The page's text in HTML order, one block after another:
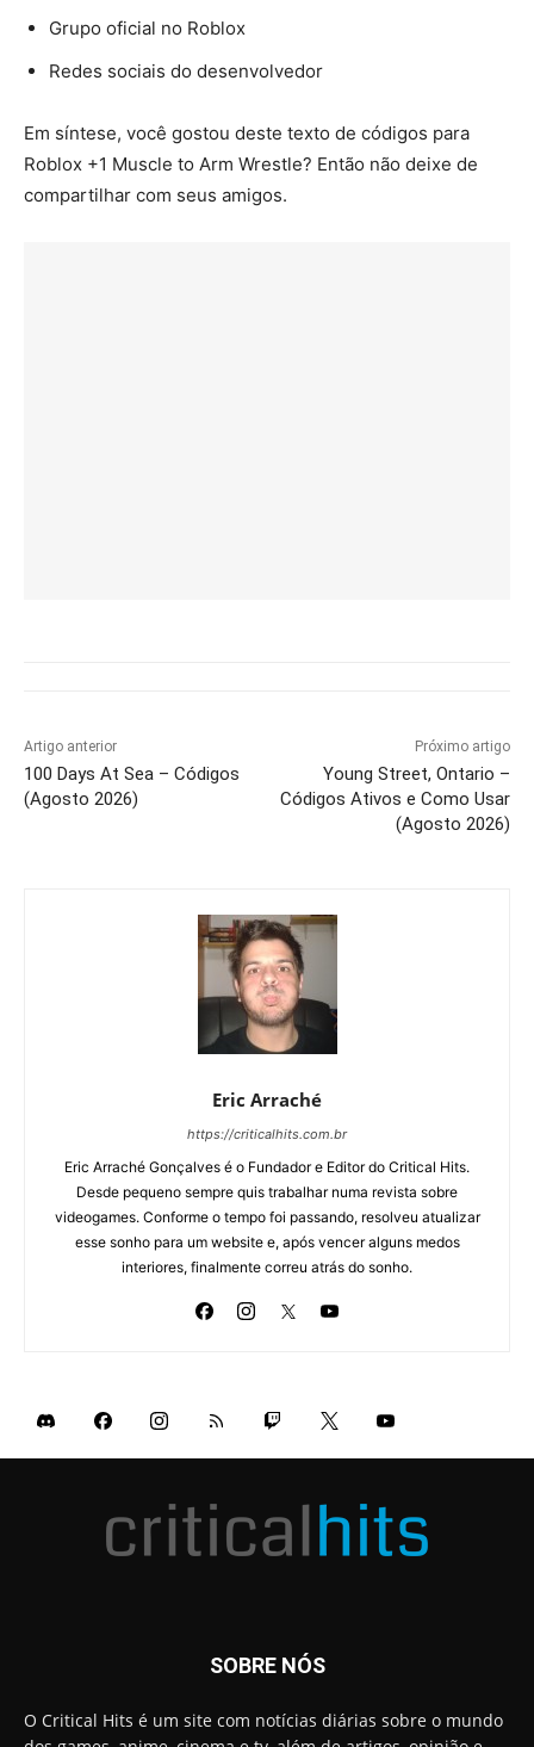
Grupo oficial no Roblox
Redes sociais do desenvolvedor
Em síntese, você gostou deste texto de códigos para
Roblox +1 Muscle to Arm Wrestle? Então não deixe de
compartilhar com seus amigos.
Artigo anterior
100 Days At Sea – Códigos
(Agosto 2026)
Próximo artigo
Young Street, Ontario –
Códigos Ativos e Como Usar
(Agosto 2026)
Eric Arraché
https://criticalhits.com.br
Eric Arraché Gonçalves é o Fundador e Editor do Critical Hits.
Desde pequeno sempre quis trabalhar numa revista sobre
videogames. Conforme o tempo foi passando, resolveu atualizar
esse sonho para um website e, após vencer alguns medos
interiores, finalmente correu atrás do sonho.
SOBRE NÓS
O Critical Hits é um site com notícias diárias sobre o mundo